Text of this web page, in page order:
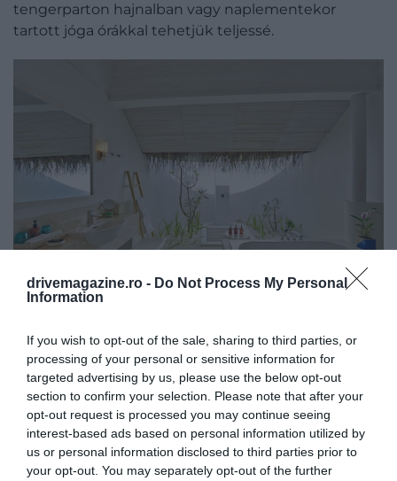
drivemagazine.ro - Do Not Process My Personal
Information
If you wish to opt-out of the sale, sharing to third parties, or
processing of your personal or sensitive information for
targeted advertising by us, please use the below opt-out
section to confirm your selection. Please note that after your
opt-out request is processed you may continue seeing
interest-based ads based on personal information utilized by
us or personal information disclosed to third parties prior to
your opt-out. You may separately opt-out of the further
tengerparton hajnalban vagy naplementekor
tartott jóga órákkal tehetjük teljessé.
FOTÓGALÉRIA: